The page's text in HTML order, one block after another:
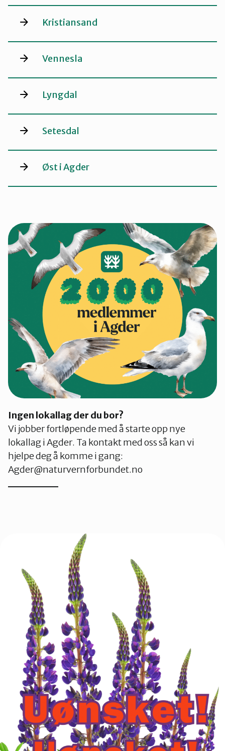
Kristiansand
Vennesla
Lyngdal
Setesdal
Øst i Agder
Ingen lokallag der du bor?
Vi jobber fortløpende med å starte opp nye
lokallag i Agder. Ta kontakt med oss så kan vi
hjelpe deg å komme i gang:
Agder@naturvernforbundet.no